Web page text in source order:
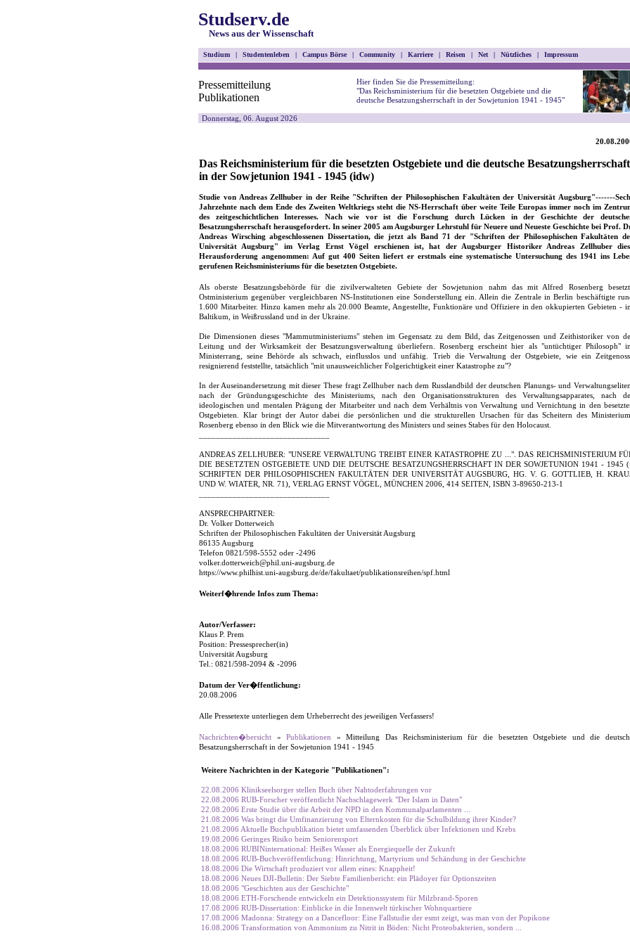
Studserv.de
News aus der Wissenschaft
Studium | Studentenleben | Campus Börse | Community | Karriere | Reisen | Net | Nützliches | Impressum
Pressemitteilung
Publikationen
Hier finden Sie die Pressemitteilung:
"Das Reichsministerium für die besetzten Ostgebiete und die
deutsche Besatzungsherrschaft in der Sowjetunion 1941 - 1945"
Donnerstag, 06. August 2026
Das Reichsministerium für die besetzten Ostgebiete und die deutsche Besatzungsherrschaft
in der Sowjetunion 1941 - 1945 (idw)
Studie von Andreas Zellhuber in der Reihe "Schriften der Philosophischen Fakultäten der Universität Augsburg"-------
Jahrzehnte nach dem Ende des Zweiten Weltkriegs steht die NS-Herrschaft über weite Teile Europas immer noch im
des zeitgeschichtlichen Interesses. Nach wie vor ist die Forschung durch Lücken in der Geschichte der
Besatzungsherrschaft herausgefordert. In seiner 2005 am Augsburger Lehrstuhl für Neuere und Neueste Geschichte bei Prof.
Andreas Wirsching abgeschlossenen Dissertation, die jetzt als Band 71 der "Schriften der Philosophischen Fakultäten
Universität Augsburg" im Verlag Ernst Vögel erschienen ist, hat der Augsburger Historiker Andreas Zellhuber
Herausforderung angenommen: Auf gut 400 Seiten liefert er erstmals eine systematische Untersuchung des 1941 ins
gerufenen Reichsministeriums für die besetzten Ostgebiete.
Als oberste Besatzungsbehörde für die zivilverwalteten Gebiete der Sowjetunion nahm das mit Alfred Rosenberg
Ostministerium gegenüber vergleichbaren NS-Institutionen eine Sonderstellung ein. Allein die Zentrale in Berlin beschäftigte
1.600 Mitarbeiter. Hinzu kamen mehr als 20.000 Beamte, Angestellte, Funktionäre und Offiziere in den okkupierten Gebieten -
Baltikum, in Weißrussland und in der Ukraine.
Die Dimensionen dieses "Mammutministeriums" stehen im Gegensatz zu dem Bild, das Zeitgenossen und Zeithistoriker von
Leitung und der Wirksamkeit der Besatzungsverwaltung überliefern. Rosenberg erscheint hier als "untüchtiger Philosoph"
Ministerrang, seine Behörde als schwach, einflusslos und unfähig. Trieb die Verwaltung der Ostgebiete, wie ein
resignierend feststellte, tatsächlich "mit unausweichlicher Folgerichtigkeit einer Katastrophe zu"?
In der Auseinandersetzung mit dieser These fragt Zellhuber nach dem Russlandbild der deutschen Planungs- und Verwaltungseliten,
nach der Gründungsgeschichte des Ministeriums, nach den Organisationsstrukturen des Verwaltungsapparates, nach
ideologischen und mentalen Prägung der Mitarbeiter und nach dem Verhältnis von Verwaltung und Vernichtung in den
Ostgebieten. Klar bringt der Autor dabei die persönlichen und die strukturellen Ursachen für das Scheitern des
Rosenberg ebenso in den Blick wie die Mitverantwortung des Ministers und seines Stabes für den Holocaust.
ANDREAS ZELLHUBER: "UNSERE VERWALTUNG TREIBT EINER KATASTROPHE ZU ...". DAS REICHSMINISTERIUM
DIE BESETZTEN OSTGEBIETE UND DIE DEUTSCHE BESATZUNGSHERRSCHAFT IN DER SOWJETUNION 1941 - 1945
SCHRIFTEN DER PHILOSOPHISCHEN FAKULTÄTEN DER UNIVERSITÄT AUGSBURG, HG. V. G. GOTTLIEB, H.
UND W. WIATER, NR. 71), VERLAG ERNST VÖGEL, MÜNCHEN 2006, 414 SEITEN, ISBN 3-89650-213-1
ANSPRECHPARTNER:
Dr. Volker Dotterweich
Schriften der Philosophischen Fakultäten der Universität Augsburg
86135 Augsburg
Telefon 0821/598-5552 oder -2496
volker.dotterweich@phil.uni-augsburg.de
https://www.philhist.uni-augsburg.de/de/fakultaet/publikationsreihen/spf.html
Weiterf�hrende Infos zum Thema:
Autor/Verfasser:
Klaus P. Prem
Position: Pressesprecher(in)
Universität Augsburg
Tel.: 0821/598-2094 & -2096
Datum der Ver�ffentlichung:
20.08.2006
Alle Pressetexte unterliegen dem Urheberrecht des jeweiligen Verfassers!
Nachrichten�bersicht »Publikationen
» Mitteilung Das Reichsministerium für die besetzten Ostgebiete und die
Besatzungsherrschaft in der Sowjetunion 1941 - 1945
Weitere Nachrichten in der Kategorie "Publikationen":
22.08.2006 Klinikseelsorger stellen Buch über Nahtoderfahrungen vor
22.08.2006 RUB-Forscher veröffentlicht Nachschlagewerk "Der Islam in Daten"
22.08.2006 Erste Studie über die Arbeit der NPD in den Kommunalparlamenten ...
21.08.2006 Was bringt die Umfinanzierung von Elternkosten für die Schulbildung ihrer Kinder?
21.08.2006 Aktuelle Buchpublikation bietet umfassenden Überblick über Infektionen und Krebs
19.08.2006 Geringes Risiko beim Seniorensport
18.08.2006 RUBINinternational: Heißes Wasser als Energiequelle der Zukunft
18.08.2006 RUB-Buchveröffentlichung: Hinrichtung, Martyrium und Schändung in der Geschichte
18.08.2006 Die Wirtschaft produziert vor allem eines: Knappheit!
18.08.2006 Neues DJI-Bulletin: Der Siebte Familienbericht: ein Plädoyer für Optionszeiten
18.08.2006 "Geschichten aus der Geschichte"
18.08.2006 ETH-Forschende entwickeln ein Detektionssystem für Milzbrand-Sporen
17.08.2006 RUB-Dissertation: Einblicke in die Innenwelt türkischer Wohnquartiere
17.08.2006 Madonna: Strategy on a Dancefloor: Eine Fallstudie der esmt zeigt, was man von der Popikone
16.08.2006 Transformation von Ammonium zu Nitrit in Böden: Nicht Proteobakterien, sondern ...